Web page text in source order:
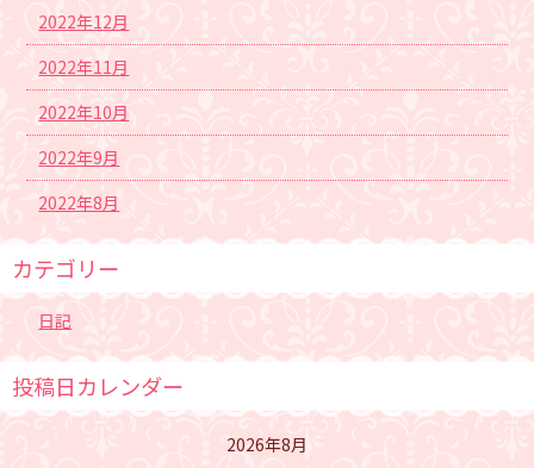
2022年12月
2022年11月
2022年10月
2022年9月
2022年8月
カテゴリー
日記
投稿日カレンダー
2026年8月